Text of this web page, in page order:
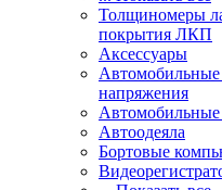
Толщиномеры
покрытия ЛКП
Аксессуары
напряжения
Автомобильные
Автоодеяла
Бортовые